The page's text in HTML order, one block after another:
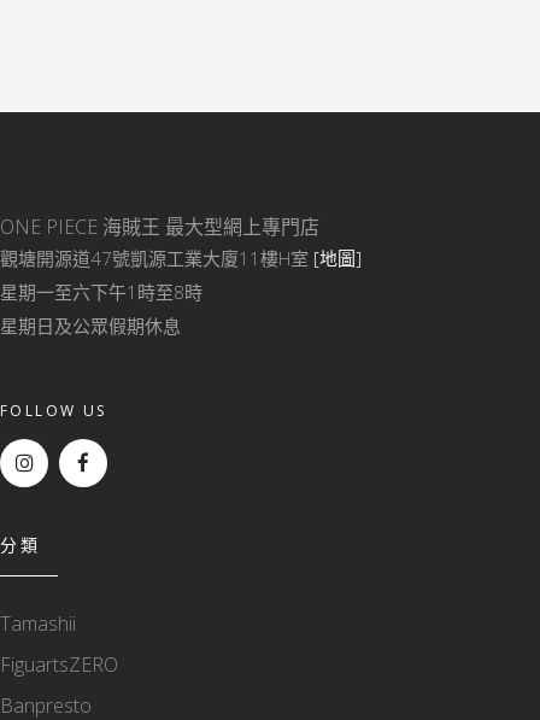
ONE PIECE 海賊王 最大型網上專門店
觀塘開源道47號凱源工業大廈11樓H室 [地圖]
星期一至六下午1時至8時
星期日及公眾假期休息
FOLLOW US
分類
Tamashii
FiguartsZERO
Banpresto